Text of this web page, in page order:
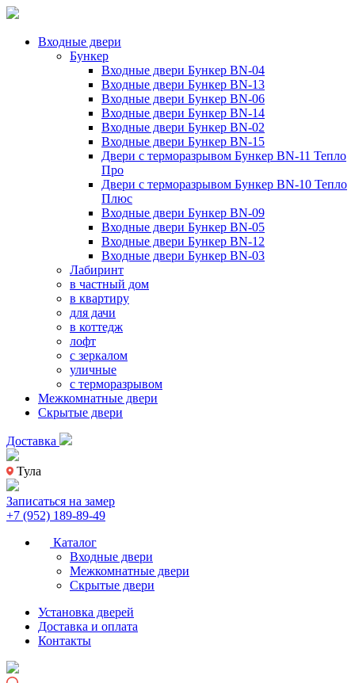
Входные двери
Бункер
Входные двери Бункер BN-04
Входные двери Бункер BN-13
Входные двери Бункер BN-06
Входные двери Бункер BN-14
Входные двери Бункер BN-02
Входные двери Бункер BN-15
Двери с терморазрывом Бункер BN-11 Тепло
Про
Двери с терморазрывом Бункер BN-10 Тепло
Плюс
Входные двери Бункер BN-09
Входные двери Бункер BN-05
Входные двери Бункер BN-12
Входные двери Бункер BN-03
Лабиринт
в частный дом
в квартиру
для дачи
в коттедж
лофт
с зеркалом
уличные
с терморазрывом
Межкомнатные двери
Скрытые двери
Доставка
Тула
Записаться на замер
+7 (952) 189-89-49
Каталог
Входные двери
Межкомнатные двери
Скрытые двери
Установка дверей
Доставка и оплата
Контакты